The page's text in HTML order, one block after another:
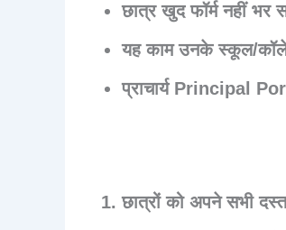
छात्र खुद फॉर्म नहीं भर
यह काम उनकेस्कूल/
प्राचार्य Principal
छात्रों को अपने सभी